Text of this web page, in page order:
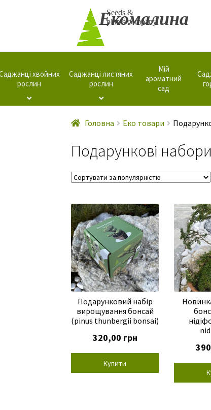
Перейти
навігації
Перейти
вмісту
Екомалина
Seeds &
plants company
хвойних
рослин
Саджанці листяних
рослин
Мій
ароматний
сад
Головна Еко товари
Подарункові набори
Подарунковий набір
вирощування бонсай
(pinus thunbergii bonsai)
320,00 грн
Купити